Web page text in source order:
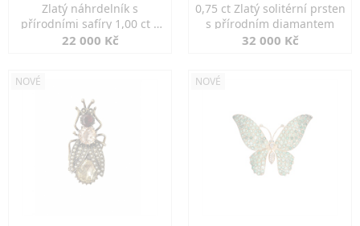
Zlatý náhrdelník s
přírodními safíry 1,00 ct a
diamanty
22 000 Kč
0,75 ct Zlatý solitérní prsten
s přírodním diamantem
32 000 Kč
NOVÉ NOVÉ